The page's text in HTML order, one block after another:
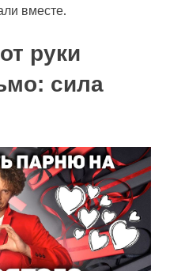
вместе.
руки
сила